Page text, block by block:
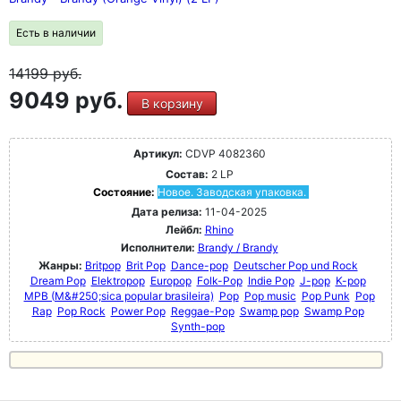
Есть в наличии
14199руб.
9049 руб. В корзину
Артикул: CDVP 4082360
Состав: 2 LP
Состояние: Новое. Заводская упаковка.
Дата релиза: 11-04-2025
Лейбл: Rhino
Исполнители: Brandy / Brandy
Жанры: Britpop Brit Pop Dance-pop Deutscher Pop und Rock
Dream Pop Elektropop Europop Folk-Pop Indie Pop J-pop K-pop
MPB (M&#250;sica popular brasileira) Pop Pop music Pop Punk Pop
Rap Pop Rock Power Pop Reggae-Pop Swamp pop Swamp Pop
Synth-pop